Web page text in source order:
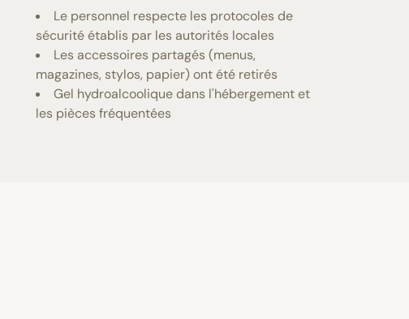
Le personnel respecte les protocoles de
sécurité établis par les autorités locales
Les accessoires partagés (menus,
magazines, stylos, papier) ont été retirés
Gel hydroalcoolique dans l'hébergement et
les pièces fréquentées